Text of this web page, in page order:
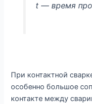
t — время
При контактной
особенно большое
контакте между